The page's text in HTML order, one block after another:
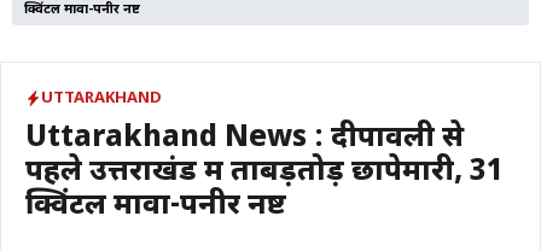
क्विंटल मावा-पनीर नष्ट
UTTARAKHAND
Uttarakhand News : दीपावली से
पहले उत्तराखंड में ताबड़तोड़ छापेमारी, 31
क्विंटल मावा-पनीर नष्ट